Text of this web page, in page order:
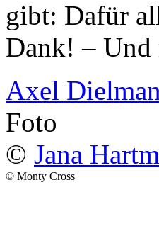
gibt: Dafür
Dank! –
Axel
Foto
© Jana
© Monty Cross